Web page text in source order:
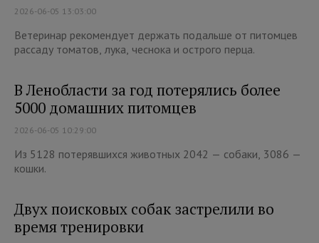
2026-06-05 13:03:00
Ветеринар рекомендует держать подальше от питомцев
рассаду томатов, лука, чеснока и острого перца.
В Ленобласти за год потерялись более
5000 домашних питомцев
2026-06-05 10:29:00
Из 5128 потерявшихся животных 2042 — собаки, 3086 —
кошки.
Двух поисковых собак застрелили во
время тренировки